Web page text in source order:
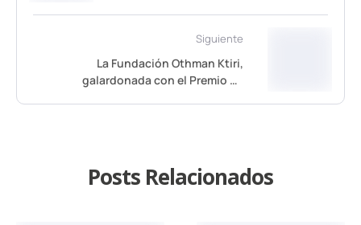
Siguiente
La Fundación Othman Ktiri,
galardonada con el Premio de
Posts Relacionados